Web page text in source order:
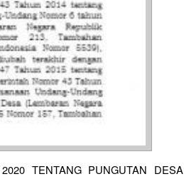
TENTANG PUNGUTAN DESA